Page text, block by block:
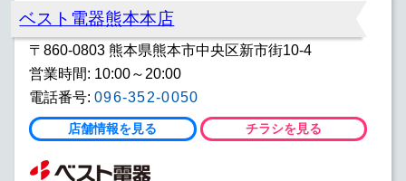
ベスト電器熊本本店
〒860-0803 熊本県熊本市中央区新市街10-4
営業時間: 10:00～20:00
電話番号: 096-352-0050
店舗情報を見る チラシを見る